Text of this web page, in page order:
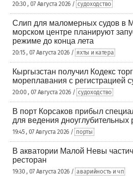
20:30 , 07 Августа 2026 / судоходство
Слип для маломерных судов в
морском центре планируют
режиме до конца лета
20:15 , 07 Августа 2026 / яхты и катера
Кыргызстан получил Кодекс
мореплавания с регистрацией
20:00 , 07 Августа 2026 / судоходство
В порт Корсаков прибыл
для ведения дноуглубительных
19:45 , 07 Августа 2026 / порты
В акватории Малой Невы
ресторан
19:30 , 07 Августа 2026 / аварийность и чп